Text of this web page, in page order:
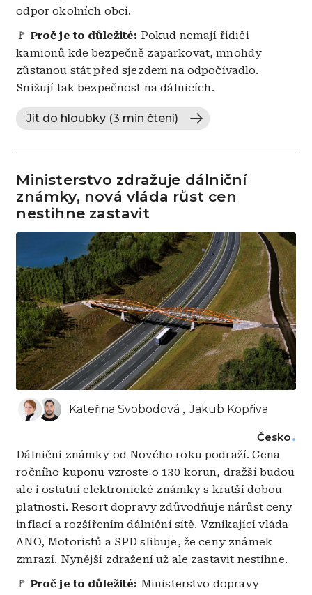
odpor okolních obcí.
🚩 Proč je to důležité: Pokud nemají řidiči
kamionů kde bezpečně zaparkovat, mnohdy
zůstanou stát před sjezdem na odpočívadlo.
Snižují tak bezpečnost na dálnicích.
Jít do hloubky (3 min čtení)
Ministerstvo zdražuje dálniční
známky, nová vláda růst cen
nestihne zastavit
Kateřina Svobodová Jakub Kopřiva
Česko
Dálniční známky od Nového roku podraží. Cena
ročního kuponu vzroste o 130 korun, dražší budou
ale i ostatní elektronické známky s kratší dobou
platnosti. Resort dopravy zdůvodňuje nárůst ceny
inflací a rozšířením dálniční sítě. Vznikající vláda
ANO, Motoristů a SPD slibuje, že ceny známek
zmrazí. Nynější zdražení už ale zastavit nestihne.
🚩 Proč je to důležité: Ministerstvo dopravy